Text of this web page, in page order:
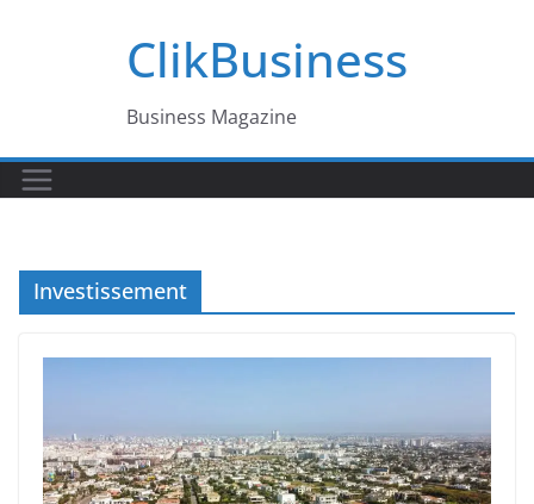
ClikBusiness
Business Magazine
Investissement